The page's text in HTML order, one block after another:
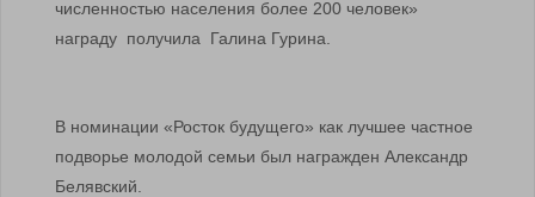
численностью населения более 200 человек»
награду получила Галина Гурина.
В номинации «Росток будущего» как лучшее частное
подворье молодой семьи был награжден Александр
Белявский.